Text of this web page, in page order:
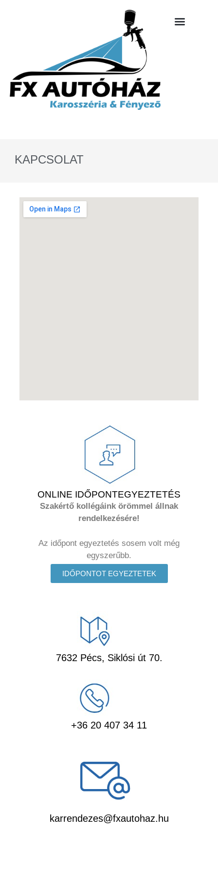
KAPCSOLAT
ONLINE IDŐPONTEGYEZTETÉS
Szakértő kollégáink örömmel állnak
rendelkezésére!
Az időpont egyeztetés sosem volt még
egyszerűbb.
IDŐPONTOT EGYEZTETEK
7632 Pécs, Siklósi út 70.
+36 20 407 34 11
karrendezes@fxautohaz.hu